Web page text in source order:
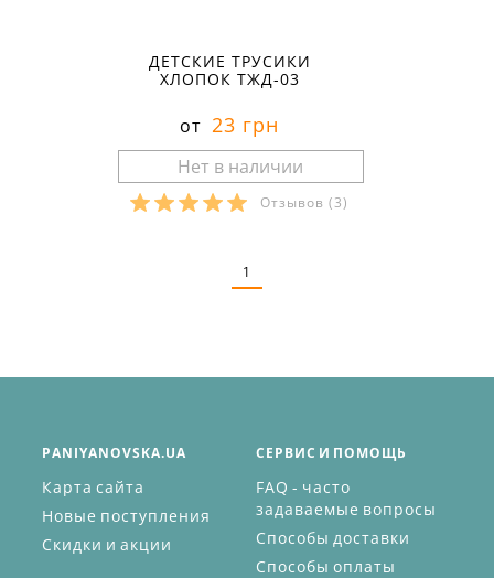
ДЕТСКИЕ ТРУСИКИ
ХЛОПОК ТЖД-03
от 23 грн
Отзывов (3)
1
PANIYANOVSKA.UA
Карта сайта
Новые поступления
Скидки и акции
СЕРВИС И ПОМОЩЬ
FAQ - часто
задаваемые вопросы
Способы доставки
Способы оплаты